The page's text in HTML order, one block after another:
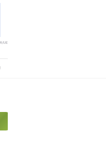
UE